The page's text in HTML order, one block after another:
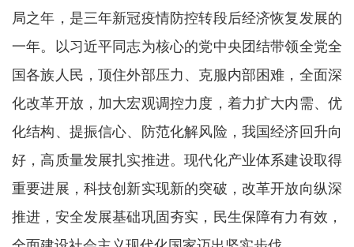
局之年，是三年新冠疫情防控转段后经济恢复发展的
一年。以习近平同志为核心的党中央团结带领全党全
国各族人民，顶住外部压力、克服内部困难，全面深
化改革开放，加大宏观调控力度，着力扩大内需、优
化结构、提振信心、防范化解风险，我国经济回升向
好，高质量发展扎实推进。现代化产业体系建设取得
重要进展，科技创新实现新的突破，改革开放向纵深
推进，安全发展基础巩固夯实，民生保障有力有效，